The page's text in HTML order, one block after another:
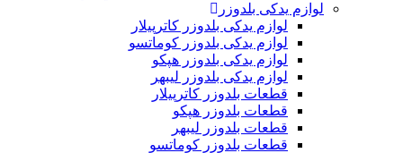
لوازم یدکی بلدوزر
لوازم یدکی بلدوزر کاترپیلار
لوازم یدکی بلدوزر کوماتسو
لوازم یدکی بلدوزر هپکو
لوازم یدکی بلدوزر لیبهر
قطعات بلدوزر کاترپیلار
قطعات بلدوزر هپکو
قطعات بلدوزر لیبهر
قطعات بلدوزر کوماتسو